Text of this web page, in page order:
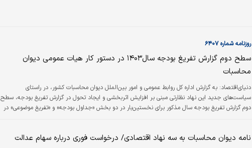
روزنامه شماره ۶۴۰۷
سطح دوم گزارش تفریغ بودجه سال۱۴۰۳ در دستور کار هیات عمومی دیوان
محاسبات
دنیای‌اقتصاد:‌ به گزارش اداره کل روابط عمومی و امور بین‌الملل دیوان محاسبات کشور، در راستای
سیاست‌های جدید این نهاد نظارتی مبنی بر افزایش اثربخشی و ایجاد تحول در گزارش تفریغ بودجه، سطح
دوم گزارش تفریغ بودجه سال مذکور برای نخستین‌بار در دو بخش «جداول بودجه» و «تفریغ موضوعی» در
نامه دیوان محاسبات به سه نهاد اقتصادی/ درخواست فوری درباره سهام عدالت